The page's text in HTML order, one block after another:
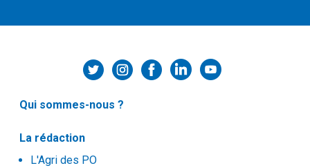
Qui sommes-nous ?
La rédaction
L'Agri des PO